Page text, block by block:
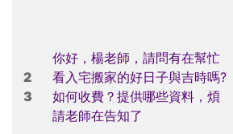
2
3
你好，楊老師，請問有在幫忙
看入宅搬家的好日子與吉時嗎?
如何收費？提供哪些資料，煩
請老師在告知了